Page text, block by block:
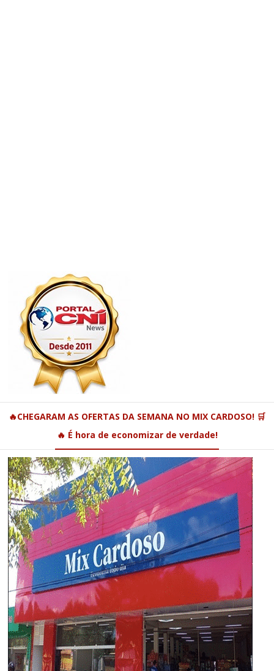
🔥CHEGARAM AS OFERTAS DA SEMANA NO MIX CARDOSO! 🛒
🔥 É hora de economizar de verdade!